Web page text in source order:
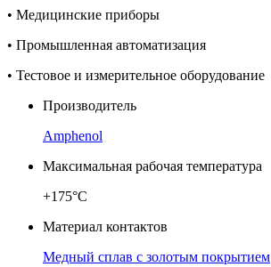
• Медицинские приборы
• Промышленная автоматизация
• Тестовое и измерительное оборудование
Производитель
Amphenol
Максимальная рабочая температура
+175°C
Материал контактов
Медный сплав с золотым покрытием